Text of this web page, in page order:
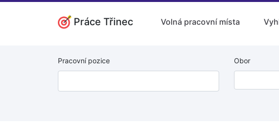
Práce Třinec Volná pracovní místa
Pracovní pozice Obor